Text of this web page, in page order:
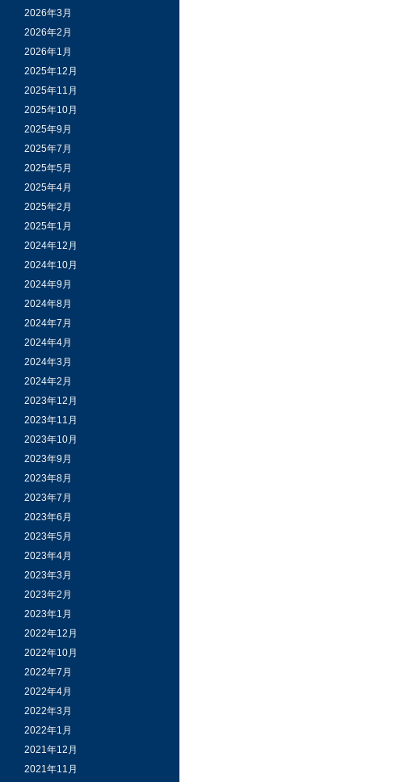
2026年3月
2026年2月
2026年1月
2025年12月
2025年11月
2025年10月
2025年9月
2025年7月
2025年5月
2025年4月
2025年2月
2025年1月
2024年12月
2024年10月
2024年9月
2024年8月
2024年7月
2024年4月
2024年3月
2024年2月
2023年12月
2023年11月
2023年10月
2023年9月
2023年8月
2023年7月
2023年6月
2023年5月
2023年4月
2023年3月
2023年2月
2023年1月
2022年12月
2022年10月
2022年7月
2022年4月
2022年3月
2022年1月
2021年12月
2021年11月